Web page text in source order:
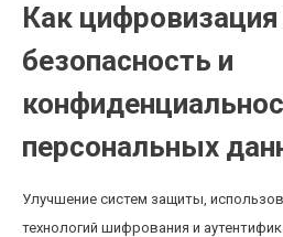
Как цифровизация
безопасность и
персональных
Улучшение систем защиты,
технологий шифрования и